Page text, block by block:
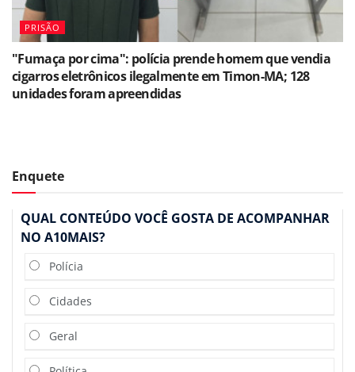
PRISÃO
"Fumaça por cima": polícia prende homem que vendia
cigarros eletrônicos ilegalmente em Timon-MA; 128
unidades foram apreendidas
Enquete
QUAL CONTEÚDO VOCÊ GOSTA DE ACOMPANHAR
NO A10MAIS?
Polícia
Cidades
Geral